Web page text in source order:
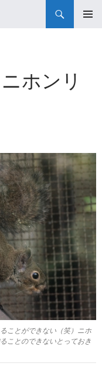
ホンリ
ことができない（笑）ニホ
ことのできないとっておき